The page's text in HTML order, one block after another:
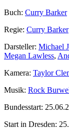
Buch: Curry Barker
Regie: Curry Barker
Darsteller: Michael
Megan Lawless,
Kamera: Taylor
Musik: Rock
Bundesstart:
Start in Dresden: